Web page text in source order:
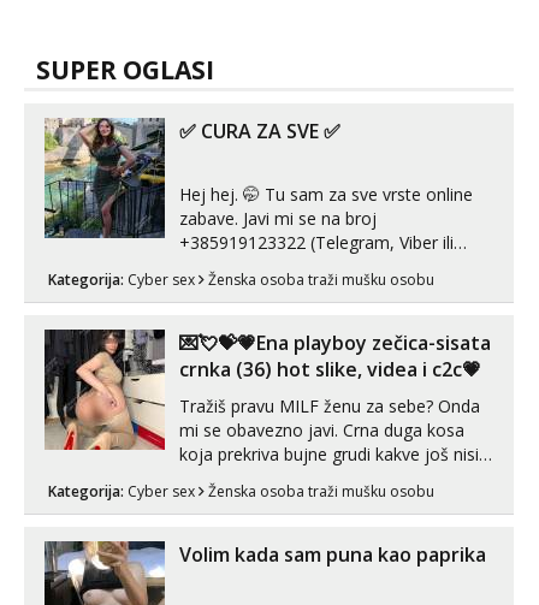
SUPER OGLASI
✅ CURA ZA SVE ✅
Hej hej. 🤭 Tu sam za sve vrste online
zabave. Javi mi se na broj
+385919123322 (Telegram, Viber ili
Whatsapp). 🤙 NE javljaj se na uzivo.
Hvala.
Kategorija: Cyber sex Ženska osoba traži mušku osobu
💌💘💝💗Ena playboy zečica-sisata
crnka (36) hot slike, videa i c2c💗
Tražiš pravu MILF ženu za sebe? Onda
mi se obavezno javi. Crna duga kosa
koja prekriva bujne grudi kakve još nisi
vidio, čista ŠESTICA! A usne? O usnama
bolje da ni ne pričam. Prave pune usne
vjeruj mi, takve još nisi vidio. Uvijek sam
spremna za ONLOINE zabavu...
Kategorija: Cyber sex Ženska osoba traži mušku osobu
Volim kada sam puna kao paprika